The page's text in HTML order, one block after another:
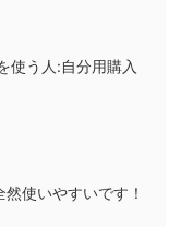
使う人:自分用購入
使いやすいです！